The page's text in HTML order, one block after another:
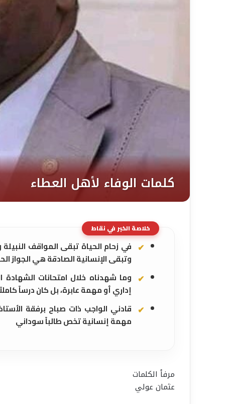
خلاصة الخبر في نقاط
في زحام الحياة تبقى المواقف
وتبقى الإنسانية الصادقة هي الجواز
وما شهدناه خلال امتحانات
إداري أو مهمة عابرة، بل كان درساً
قادني الواجب ذات صباح برفقة
مهمة إنسانية تخص طالباً سوداني
مرفأ الكلمات
عثمان عولي